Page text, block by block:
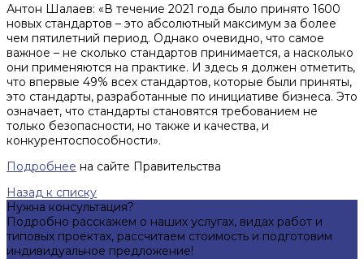
Антон Шалаев: «В течение 2021 года было принято 1600
новых стандартов – это абсолютный максимум за более
чем пятилетний период. Однако очевидно, что самое
важное – не сколько стандартов принимается, а насколько
они применяются на практике. И здесь я должен отметить,
что впервые 49% всех стандартов, которые были приняты,
это стандарты, разработанные по инициативе бизнеса. Это
означает, что стандарты становятся требованием не
только безопасности, но также и качества, и
конкурентоспособности».
Подробнее на сайте Правительства
Назад к списку
Нужна консультация?
Подробно расскажем о наших услугах, видах работ и
типовых проектах, рассчитаем стоимость и подготовим
индивидуальное предложение!